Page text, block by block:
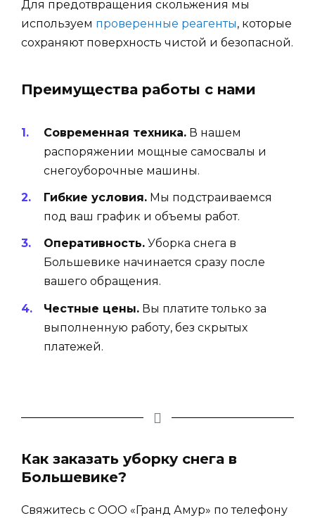
Для предотвращения скольжения мы
используем проверенные реагенты, которые
сохраняют поверхность чистой и безопасной.
Преимущества работы с нами
Современная техника. В нашем
распоряжении мощные самосвалы и
снегоуборочные машины.
Гибкие условия. Мы подстраиваемся
под ваш график и объемы работ.
Оперативность. Уборка снега в
Большевике начинается сразу после
вашего обращения.
Честные цены. Вы платите только за
выполненную работу, без скрытых
платежей.
Как заказать уборку снега в
Большевике?
Свяжитесь с ООО «Гранд Амур» по телефону